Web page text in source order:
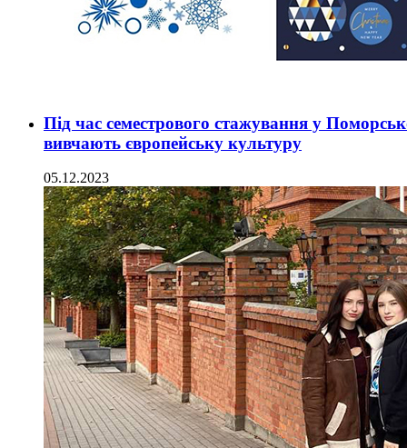
Під час семестрового стажування у
вивчають європейську культуру
05.12.2023